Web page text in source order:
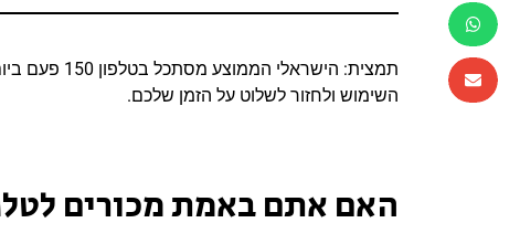
השימוש ולחזור לשלוט על הזמן שלכם.
האם אתם באמת מכורים